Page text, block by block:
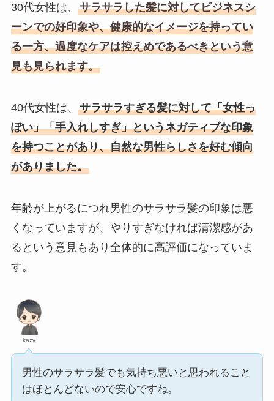
30代女性は、 サラサラした髪に対してビジネスシ
ーンでの好印象や、健康的なイメージを持ってい
る一方、過度なケアは控えめであるべきという意
見も見られます。
40代女性は、 サラサラすぎる髪に対して「女性っ
ぽい」「手入れしすぎ」というネガティブな印象
を持つことがあり、自然な男性らしさを好む傾向
がありました。
年齢が上がるにつれ男性のサラサラ髪の印象は悪
くなっていますが、やりすぎなければ清潔感があ
るという意見もあり全体的に高評価になっていま
す。
kazy
男性のサラサラ髪でも気持ち悪いと思われること
はほとんどないので安心ですね。